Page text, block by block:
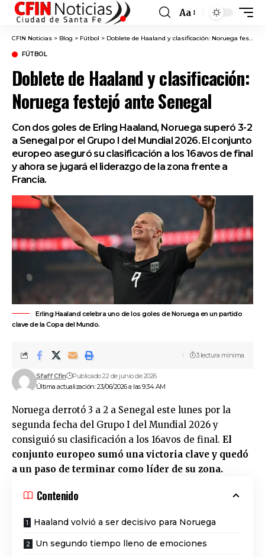
Font
Resizer
Aa
CFIN Noticias > Blog > Fútbol > Doblete de Haaland y clasificación: Noruega festejó ante Senegal
FÚTBOL
Doblete de Haaland y clasificación:
Noruega festejó ante Senegal
Con dos goles de Erling Haaland, Noruega superó 3-2
a Senegal por el Grupo I del Mundial 2026. El conjunto
europeo aseguró su clasificación a los 16avos de final
y ahora se jugará el liderazgo de la zona frente a
Francia.
Erling Haaland celebra uno de los goles de Noruega en un partido
clave de la Copa del Mundo.
Última actualización: 23/06/2026 a las 9:34 AM
Sfaff Cfin Publicado 22 de junio de 2026
3 lectura mínima
Noruega derrotó 3 a 2 a Senegal este lunes por la
segunda fecha del Grupo I del Mundial 2026y
consiguió su clasificación a los 16avos de final. El
conjunto europeo sumó una victoria clave y quedó
a un paso de terminar como líder de su zona.
Contenido
Haaland volvió a ser decisivo para Noruega
Un segundo tiempo lleno de emociones